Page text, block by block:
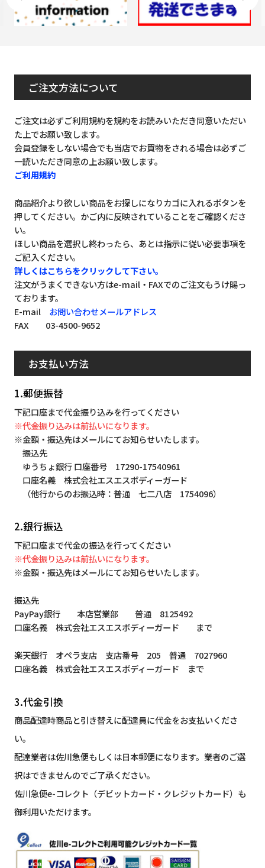
ご注文方法について
ご注文は必ずご利用規約を規約をお読みいただき同意いただい
た上でお願い致します。
会員登録をしない場合でも当店でお買物をされる場合は必ずご
一読いただき同意の上お願い致します。
ご利用規約
商品紹介より欲しい商品をお探しになりカゴに入れるボタンを
押してください。かご内に反映されていることをご確認くださ
い。
ほしい商品を選択し終わったら、あとは指示に従い必要事項を
ご記入ください。
詳しくはこちらをクリックして下さい。
注文がうまくできない方はe-mail・FAXでのご注文もうけ賜っ
ております。
E-mail お問い合わせメールアドレス
FAX 03-4500-9652
お支払い方法
1.郵便振替
下記口座まで代金振り込みを行ってください
※代金振り込みは前払いになります。
※金額・振込先はメールにてお知らせいたします。
振込先
ゆうちょ銀行 口座番号 17290-17540961
口座名義 株式会社エスエスボディーガード
（他行からのお振込時：普通 七二八店 1754096）
2.銀行振込
下記口座まで代金の振込を行ってください
※代金振り込みは前払いになります。
※金額・振込先はメールにてお知らせいたします。
振込先
PayPay銀行 本店営業部 普通 8125492
口座名義 株式会社エスエスボディーガード まで
楽天銀行 オペラ支店 支店番号 205 普通 7027960
口座名義 株式会社エスエスボディーガード まで
3.代金引換
商品配達時商品と引き替えに配達員に代金をお支払いくださ
い。
配達業者は佐川急便もしくは日本郵便になります。業者のご選
択はできませんのでご了承ください。
佐川急便e-コレクト（デビットカード・クレジットカード）も
御利用いただけます。